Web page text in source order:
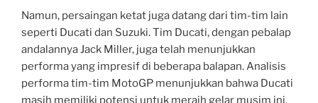
Namun, persaingan ketat juga datang dari tim-tim lain
seperti Ducati dan Suzuki. Tim Ducati, dengan pebalap
andalannya Jack Miller, juga telah menunjukkan
performa yang impresif di beberapa balapan. Analisis
performa tim-tim MotoGP menunjukkan bahwa Ducati
masih memiliki potensi untuk meraih gelar musim ini.